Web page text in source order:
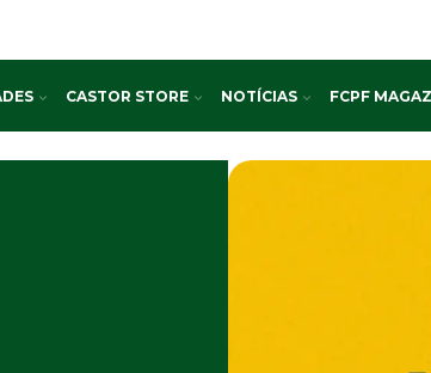
CASTOR STORE NOTÍCIAS FCPF